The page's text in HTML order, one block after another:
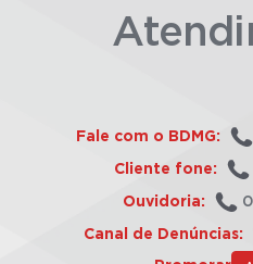
Fale com o BDMG:
Cliente fone:
Ouvidoria:
Canal de Denúncias: